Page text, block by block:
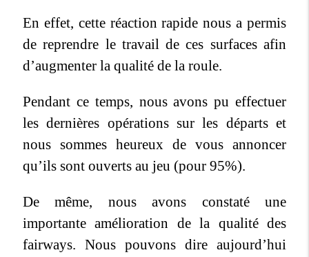
En effet, cette réaction rapide nous a permis
de reprendre le travail de ces surfaces afin
d’augmenter la qualité de la roule.
Pendant ce temps, nous avons pu effectuer
les dernières opérations sur les départs et
nous sommes heureux de vous annoncer
qu’ils sont ouverts au jeu (pour 95%).
De même, nous avons constaté une
importante amélioration de la qualité des
fairways. Nous pouvons dire aujourd’hui